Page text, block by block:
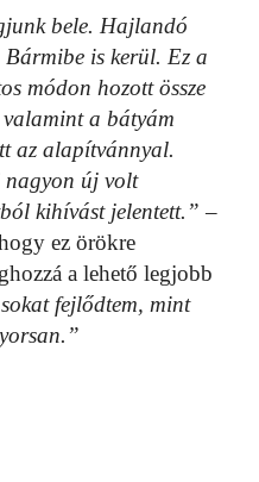
bele. Hajlandó
is kerül. Ez a
módon hozott össze
a bátyám
az alapítvánnyal.
nagyon új volt
kihívást jelentett.” –
ez örökre
a lehető legjobb
fejlődtem, mint